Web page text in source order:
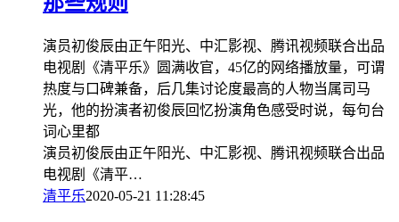
演员初俊辰由正午阳光、中汇影视、腾讯视频联合出品
电视剧《清平乐》圆满收官，45亿的网络播放量，可谓
热度与口碑兼备，后几集讨论度最高的人物当属司马
光，他的扮演者初俊辰回忆扮演角色感受时说，每句台
词心里都
演员初俊辰由正午阳光、中汇影视、腾讯视频联合出品
电视剧《清平…
清平乐2020-05-21 11:28:45